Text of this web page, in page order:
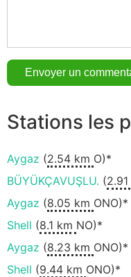
Stations les
Aygaz (2.54 km O)*
BÜYÜKÇAVUŞLU. (
Aygaz (8.05 km ONO)*
Shell (8.1 km NO)*
Aygaz (8.23 km ONO)*
Shell (9.44 km ONO)*